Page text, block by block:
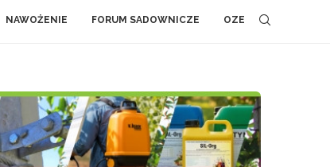
NAWOŻENIE FORUM SADOWNICZE OZE